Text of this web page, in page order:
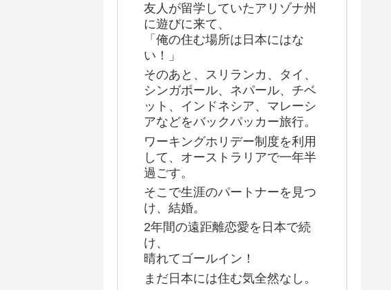
友人が留学していたアリゾナ州
に遊びに来て、
「俺の住む場所は日本にはな
い！」
そのあと、スリランカ、タイ、
シンガポール、ネパール、チベ
ット、インドネシア、マレーシ
アなどをバックパッカー旅行。
ワーキングホリデー制度を利用
して、オーストラリアで一年半
過ごす。
そこで生涯のパートナーを見つ
け、結婚。
2年間の遠距離恋愛を日本で続
け、
晴れてゴールイン！
まだ日本には住む気全然なし。